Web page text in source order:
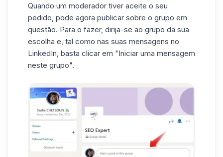
Quando um moderador tiver aceite o seu
pedido, pode agora publicar sobre o grupo em
questão. Para o fazer, dirija-se ao grupo da sua
escolha e, tal como nas suas mensagens no
LinkedIn, basta clicar em "Iniciar uma mensagem
neste grupo".